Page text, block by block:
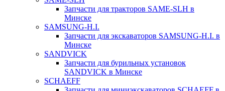
Запчасти для тракторов SAME-SLH в
Минске
SAMSUNG-H.I.
Запчасти для экскаваторов SAMSUNG-H.I. в
Минске
SANDVICK
Запчасти для бурильных установок
SANDVICK в Минске
SCHAEFF